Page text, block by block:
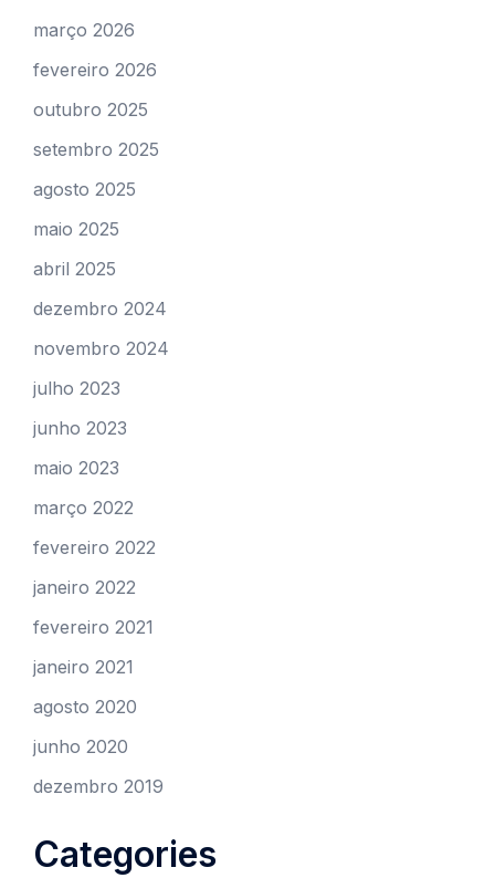
março 2026
fevereiro 2026
outubro 2025
setembro 2025
agosto 2025
maio 2025
abril 2025
dezembro 2024
novembro 2024
julho 2023
junho 2023
maio 2023
março 2022
fevereiro 2022
janeiro 2022
fevereiro 2021
janeiro 2021
agosto 2020
junho 2020
dezembro 2019
Categories